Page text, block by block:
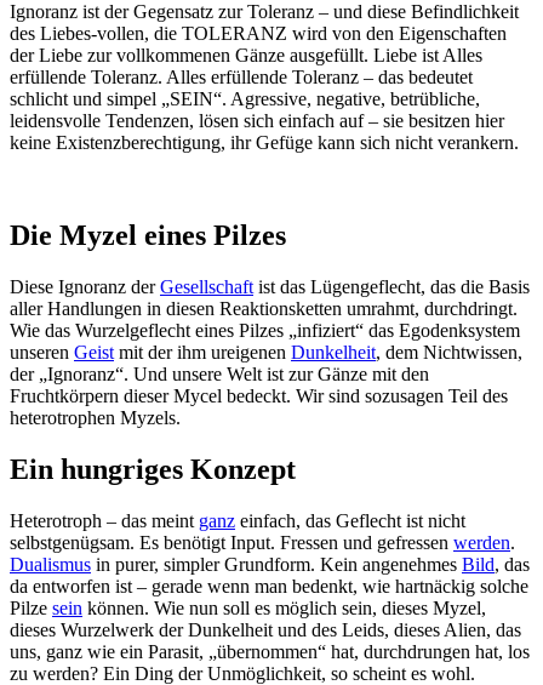
Ignoranz ist der Gegensatz zur Toleranz – und diese Befindlichkeit
des Liebes-vollen, die TOLERANZ wird von den Eigenschaften
der Liebe zur vollkommenen Gänze ausgefüllt. Liebe ist Alles
erfüllende Toleranz. Alles erfüllende Toleranz – das bedeutet
schlicht und simpel „SEIN“. Agressive, negative, betrübliche,
leidensvolle Tendenzen, lösen sich einfach auf – sie besitzen hier
keine Existenzberechtigung, ihr Gefüge kann sich nicht verankern.
Die Myzel eines Pilzes
Diese Ignoranz derGesellschaft ist das Lügengeflecht, das die Basis
aller Handlungen in diesen Reaktionsketten umrahmt, durchdringt.
Wie das Wurzelgeflecht eines Pilzes „infiziert“ das Egodenksystem
unseren Geist mit der ihm ureigenen Dunkelheit, dem Nichtwissen,
der „Ignoranz“. Und unsere Welt ist zur Gänze mit den
Fruchtkörpern dieser Mycel bedeckt. Wir sind sozusagen Teil des
heterotrophen Myzels.
Ein hungriges Konzept
Heterotroph – das meint ganz einfach, das Geflecht ist nicht
selbstgenügsam. Es benötigt Input. Fressen und gefressen werden.
Dualismus in purer, simpler Grundform. Kein angenehmes Bild, das
da entworfen ist – gerade wenn man bedenkt, wie hartnäckig solche
Pilze sein können. Wie nun soll es möglich sein, dieses Myzel,
dieses Wurzelwerk der Dunkelheit und des Leids, dieses Alien, das
uns, ganz wie ein Parasit, „übernommen“ hat, durchdrungen hat, los
zu werden? Ein Ding der Unmöglichkeit, so scheint es wohl.